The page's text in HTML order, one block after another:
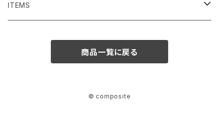
SENTI FLATTER THE SENSES
ACCESSORIES
ITEMS
ACCESSORIES
商品一覧に戻る
© composite